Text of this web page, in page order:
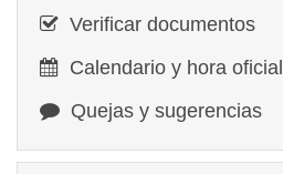
Verificar documentos
Calendario y hora oficial
Quejas y sugerencias